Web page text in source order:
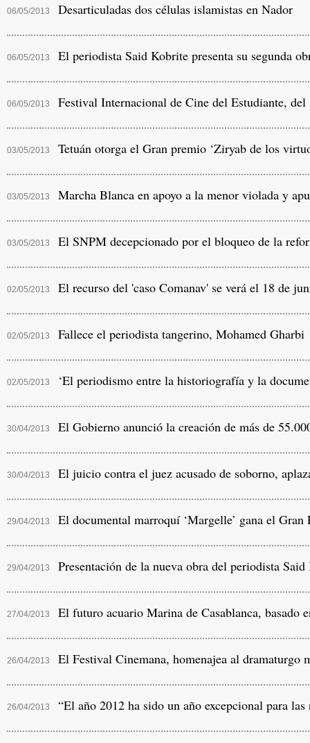
06/05/2013 Desarticuladas dos células islamistas en Nador
06/05/2013 El periodista Said Kobrite presenta su segunda
06/05/2013 Festival Internacional de Cine del Estudiante, del
03/05/2013 Tetuán otorga el Gran premio ‘Ziryab de los
03/05/2013 Marcha Blanca en apoyo a la menor violada y
03/05/2013 El SNPM decepcionado por el bloqueo de la
02/05/2013 El recurso del 'caso Comanav' se verá el 18 de
02/05/2013 Fallece el periodista tangerino, Mohamed Gharbi
02/05/2013 ‘El periodismo entre la historiografía y la
30/04/2013 El Gobierno anunció la creación de más de
30/04/2013 El juicio contra el juez acusado de soborno,
29/04/2013 El documental marroquí ‘Margelle’ gana el
29/04/2013 Presentación de la nueva obra del periodista Said
27/04/2013 El futuro acuario Marina de Casablanca, basado
26/04/2013 El Festival Cinemana, homenajea al dramaturgo
26/04/2013 “El año 2012 ha sido un año excepcional para